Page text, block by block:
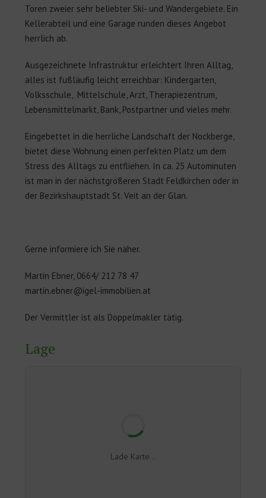
Toren zweier sehr beliebter Ski- und Wandergebiete. Ein
Kellerabteil und eine Garage runden dieses Angebot
herrlich ab.
Ausgezeichnete Infrastruktur erleichtert Ihren Alltag,
alles ist fußläufig leicht erreichbar: Kindergarten,
Volksschule, Mittelschule, Arzt, Therapiezentrum,
Lebensmittelmarkt, Bank, Postpartner und vieles mehr.
Eingebettet in die herrliche Landschaft der Nockberge,
bietet diese Wohnung einen perfekten Platz um dem
Stress des Alltags zu entfliehen. In ca. 25 Autominuten
ist man in der nächstgrößeren Stadt Feldkirchen oder in
der Bezirkshauptstadt St. Veit an der Glan.
Gerne informiere ich Sie näher.
Martin Ebner, 0664/ 212 78 47
martin.ebner@igel-immobilien.at
Der Vermittler ist als Doppelmakler tätig.
Lage
Lade Karte...